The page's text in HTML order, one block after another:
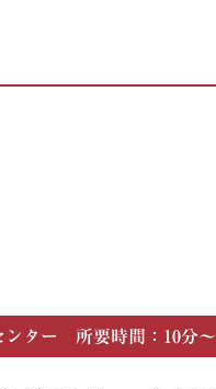
ター 所要時間：10分～